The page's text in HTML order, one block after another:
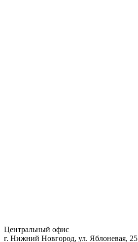
Центральный офис
г. Нижний Новгород, ул. Яблоневая, 25